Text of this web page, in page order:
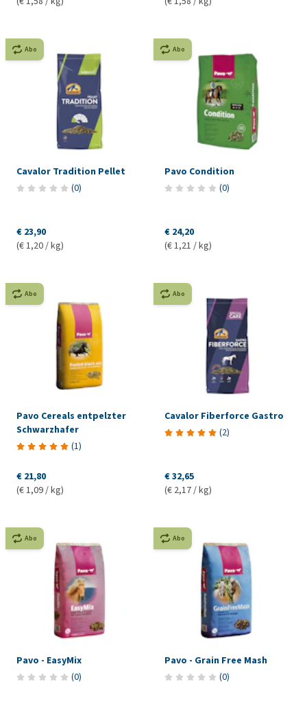
Abo
Cavalor Tradition Pellet
(0)
€ 23,90
(€ 1,20 / kg)
Abo
Pavo Condition
(0)
€ 24,20
(€ 1,21 / kg)
Abo
Pavo Cereals entpelzter
Schwarzhafer
(1)
€ 21,80
(€ 1,09 / kg)
Abo
Cavalor Fiberforce Gastro
(2)
€ 32,65
(€ 2,17 / kg)
Abo
Pavo - EasyMix
(0)
Abo
Pavo - Grain Free Mash
(0)